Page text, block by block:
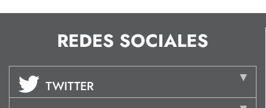
REDES SOCIALES
TWITTER